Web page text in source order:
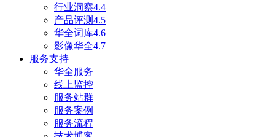
行业洞察4.4
产品评测4.5
华全词库4.6
影像华全4.7
服务支持
华全服务
线上监控
服务站群
服务案例
服务流程